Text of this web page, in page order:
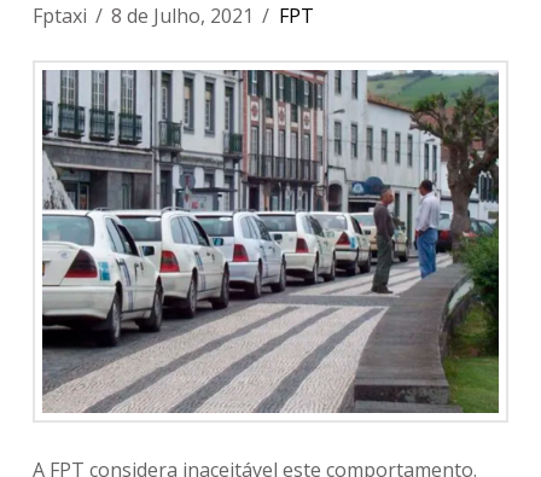
Fptaxi 8 de Julho, 2021 FPT
A FPT considera inaceitável este comportamento.